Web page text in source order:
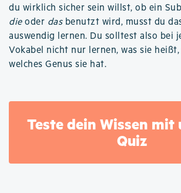
du wirklich sicher sein willst, ob ein
dieoder dasbenutzt wird, musst du
auswendig lernen. Du solltest also bei
Vokabel nicht nur lernen, was sie
welches Genus sie hat.
Teste dein Wissen mit
Quiz